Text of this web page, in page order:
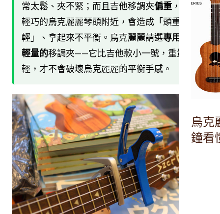
常太鬆、夾不緊；而且吉他移調夾偏重 ，夾在
輕巧的烏克麗麗琴頭附近，會造成「頭重腳
輕」、拿起來不平衡。烏克麗麗請選專用的、
輕量的移調夾——它比吉他款小一號，重量
輕，才不會破壞烏克麗麗的平衡手感。
烏克
鐘看